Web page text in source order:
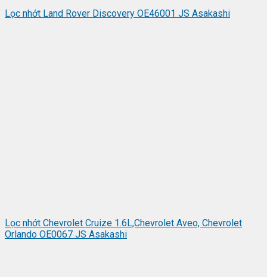
Lọc nhớt Land Rover Discovery OE46001 JS Asakashi
Lọc nhớt Chevrolet Cruize 1.6L,Chevrolet Aveo, Chevrolet
Orlando OE0067 JS Asakashi